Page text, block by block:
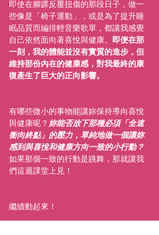
即使在腳踝反覆扭傷的那段日子，做一
些像是「椅子運動」，或是為了提升睡
眠品質而編排輕音樂歌單，都讓我感覺
自己依然面向著喜悅與健康。
即便在那
一刻，我的體能並沒有實質的進步，但
維持那份內在的健康感，對我最終的康
復產生了巨大的正向影響。
有哪些微小的事物能讓妳保持導向喜悅
與健康呢？ 妳能否放下那種必須「全速
衝向終點」的壓力，單純地做一個讓妳
感到與喜悅和健康方向一致的小行動？
如果那個一致的行動是跳舞，那就讓我
們這週課堂上見！
繼續動起來！